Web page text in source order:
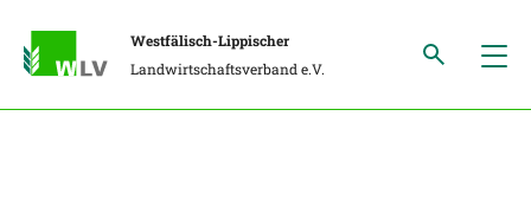
Westfälisch-Lippischer
Landwirtschaftsverband e.V.